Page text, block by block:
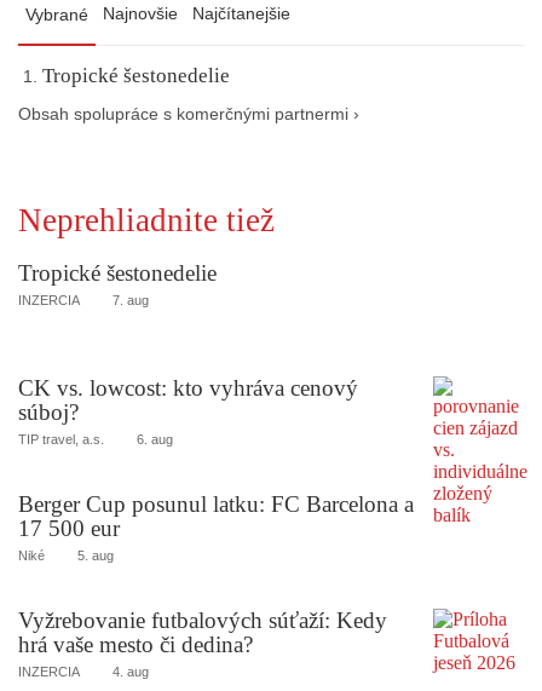
Vybrané Najnovšie Najčítanejšie
Tropické šestonedelie
Obsah spolupráce s komerčnými partnermi ›
Neprehliadnite tiež
Tropické šestonedelie
INZERCIA 7. aug
CK vs. lowcost: kto vyhráva cenový
súboj?
TIP travel, a.s. 6. aug
Berger Cup posunul latku: FC Barcelona a
17 500 eur
Niké 5. aug
Vyžrebovanie futbalových súťaží: Kedy
hrá vaše mesto či dedina?
INZERCIA 4. aug